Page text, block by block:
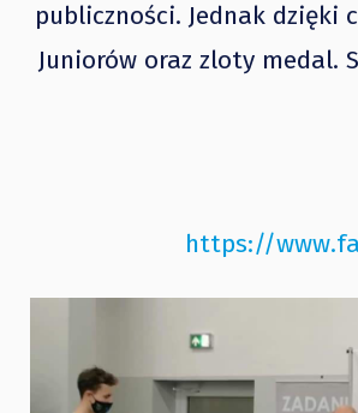
publiczności. Jednak dzięki
Juniorów oraz zloty medal.
https://